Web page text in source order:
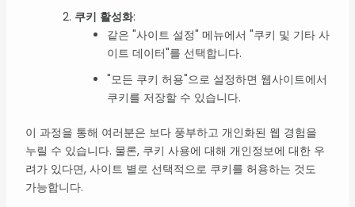
쿠키 활성화:
같은 "사이트 설정" 메뉴에서 "쿠키 및 기타 사
이트 데이터"를 선택합니다.
"모든 쿠키 허용"으로 설정하면 웹사이트에서
쿠키를 저장할 수 있습니다.
이 과정을 통해 여러분은 보다 풍부하고 개인화된 웹 경험을
누릴 수 있습니다. 물론, 쿠키 사용에 대해 개인정보에 대한 우
려가 있다면, 사이트 별로 선택적으로 쿠키를 허용하는 것도
가능합니다.